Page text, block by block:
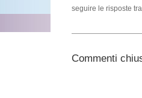
seguire le risposte
Commenti